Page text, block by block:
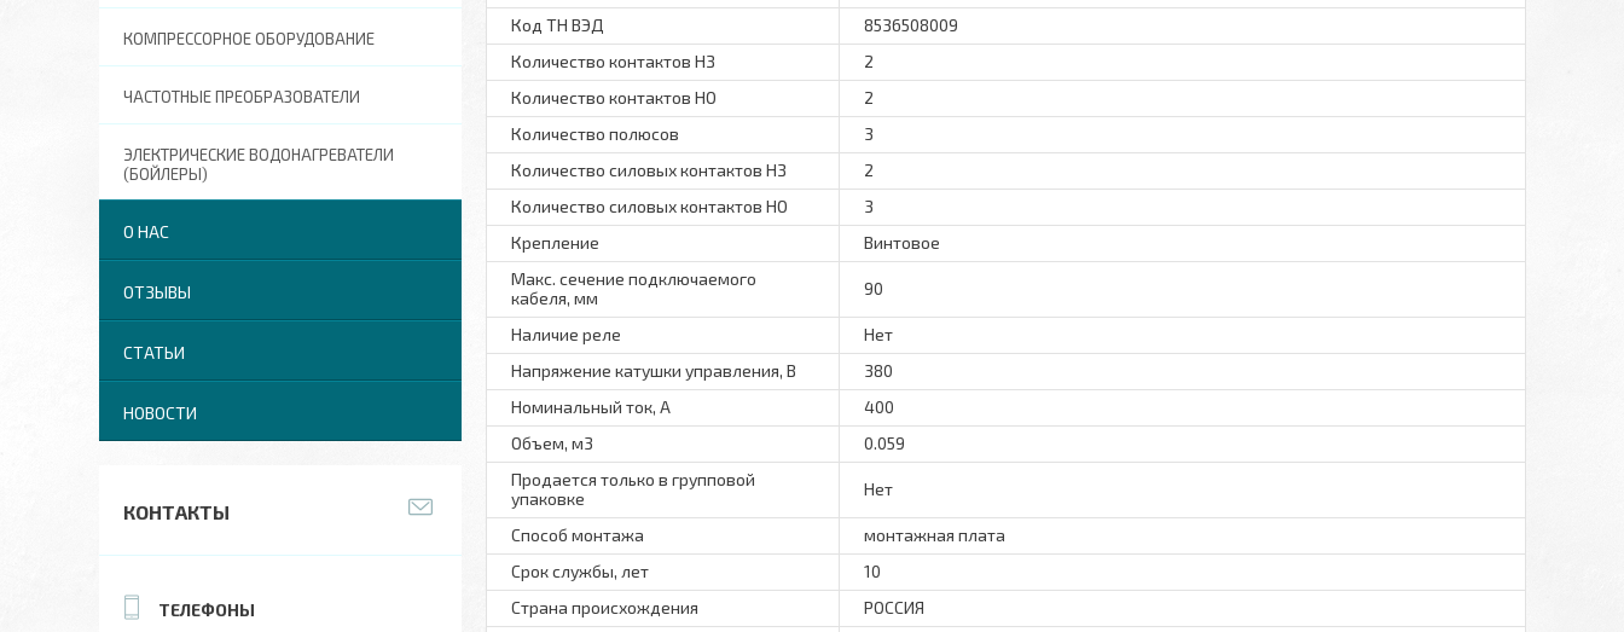
Код ТН ВЭД
8536508009
Количество контактов НЗ
2
Количество контактов НО
2
Количество полюсов
3
Количество силовых контактов НЗ
2
Количество силовых контактов НО
3
Крепление
Винтовое
Макс. сечение подключаемого
кабеля, мм
90
Наличие реле
Нет
Напряжение катушки управления, В
380
Номинальный ток, А
400
Объем, м3
0.059
Продается только в групповой
упаковке
Нет
Способ монтажа
монтажная плата
Срок службы, лет
10
Страна происхождения
РОССИЯ
КОМПРЕССОРНОЕ ОБОРУДОВАНИЕ
ЧАСТОТНЫЕ ПРЕОБРАЗОВАТЕЛИ
ЭЛЕКТРИЧЕСКИЕ ВОДОНАГРЕВАТЕЛИ
(БОЙЛЕРЫ)
О НАС
ОТЗЫВЫ
СТАТЬИ
НОВОСТИ
КОНТАКТЫ